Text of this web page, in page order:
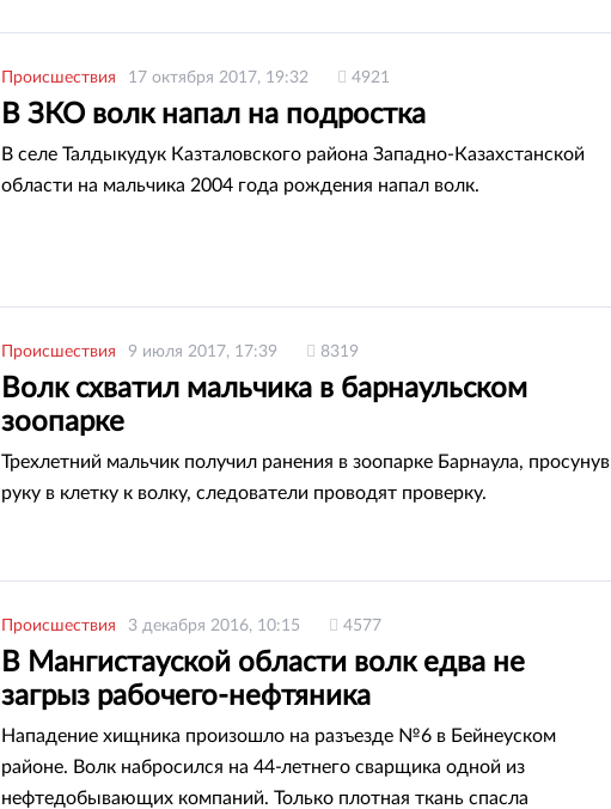
Происшествия 17 октября 2017, 19:32 4921
В ЗКО волк напал на подростка
В селе Талдыкудук Казталовского района Западно-Казахстанской
области на мальчика 2004 года рождения напал волк.
Происшествия 9 июля 2017, 17:39 8319
Волк схватил мальчика в барнаульском
зоопарке
Трехлетний мальчик получил ранения в зоопарке Барнаула, просунув
руку в клетку к волку, следователи проводят проверку.
Происшествия 3 декабря 2016, 10:15 4577
В Мангистауской области волк едва не
загрыз рабочего-нефтяника
Нападение хищника произошло на разъезде №6 в Бейнеуском
районе. Волк набросился на 44-летнего сварщика одной из
нефтедобывающих компаний. Только плотная ткань спасла